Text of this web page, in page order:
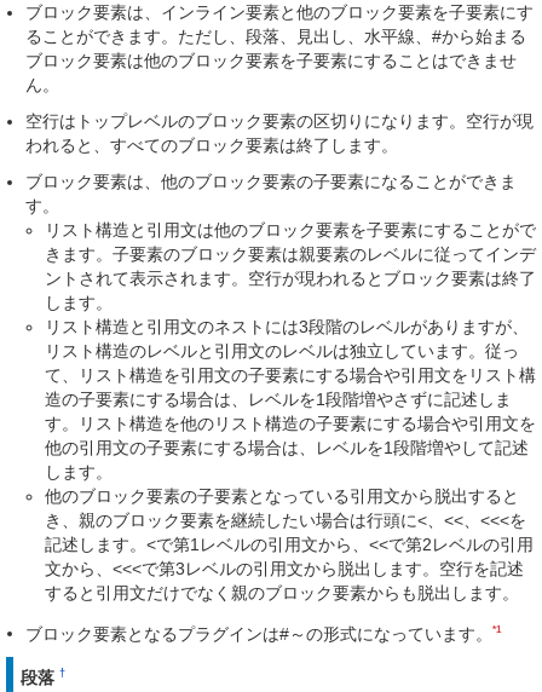
ブロック要素は、インライン要素と他のブロック要素を子要素にす
ることができます。ただし、段落、見出し、水平線、#から始まる
ブロック要素は他のブロック要素を子要素にすることはできませ
ん。
空行はトップレベルのブロック要素の区切りになります。空行が現
われると、すべてのブロック要素は終了します。
ブロック要素は、他のブロック要素の子要素になることができま
す。
リスト構造と引用文は他のブロック要素を子要素にすることがで
きます。子要素のブロック要素は親要素のレベルに従ってインデ
ントされて表示されます。空行が現われるとブロック要素は終了
します。
リスト構造と引用文のネストには3段階のレベルがありますが、
リスト構造のレベルと引用文のレベルは独立しています。従っ
て、リスト構造を引用文の子要素にする場合や引用文をリスト構
造の子要素にする場合は、レベルを1段階増やさずに記述しま
す。リスト構造を他のリスト構造の子要素にする場合や引用文を
他の引用文の子要素にする場合は、レベルを1段階増やして記述
します。
他のブロック要素の子要素となっている引用文から脱出すると
き、親のブロック要素を継続したい場合は行頭に<、<<、<<<を
記述します。<で第1レベルの引用文から、<<で第2レベルの引用
文から、<<<で第3レベルの引用文から脱出します。空行を記述
すると引用文だけでなく親のブロック要素からも脱出します。
ブロック要素となるプラグインは#～の形式になっています。 *1
段落 †